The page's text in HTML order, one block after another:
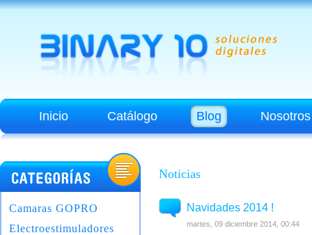
Inicio Catálogo Blog Nosotros
Noticias
Navidades 2014 !
martes, 09 diciembre 2014, 00:44
Camaras GOPRO
Electroestimuladores